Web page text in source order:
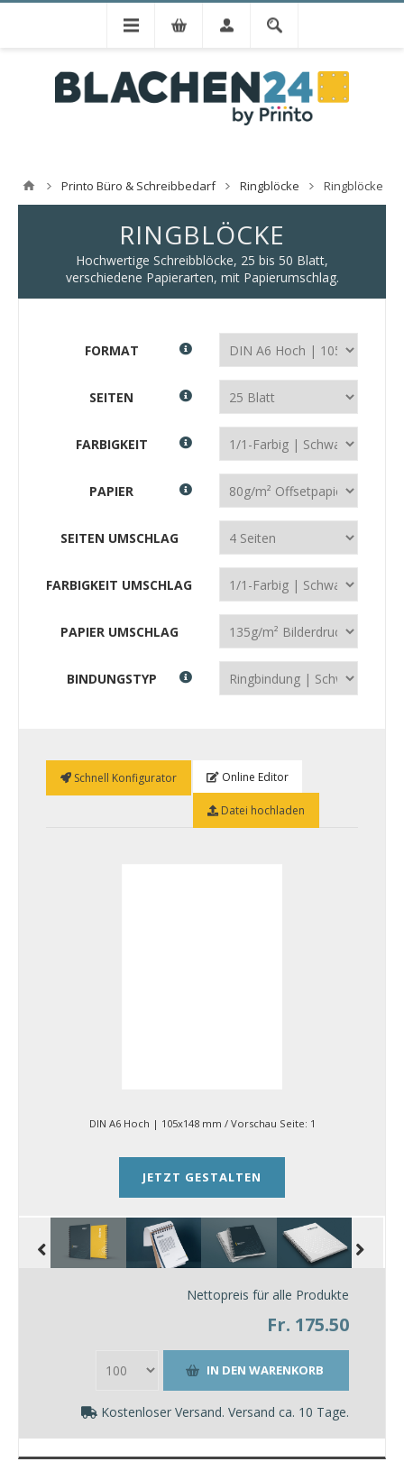
Printo Büro & Schreibbedarf Ringblöcke Ringblöcke
RINGBLÖCKE
Hochwertige Schreibblöcke, 25 bis 50 Blatt,
verschiedene Papierarten, mit Papierumschlag.
FORMAT
SEITEN
FARBIGKEIT
PAPIER
SEITEN UMSCHLAG
FARBIGKEIT UMSCHLAG
PAPIER UMSCHLAG
BINDUNGSTYP
Schnell Konfigurator Online Editor
Datei hochladen
DIN A6 Hoch | 105x148 mm / Vorschau Seite: 1
JETZT GESTALTEN
Nettopreis für alle Produkte
Fr. 175.50
Kostenloser Versand. Versand ca. 10 Tage.